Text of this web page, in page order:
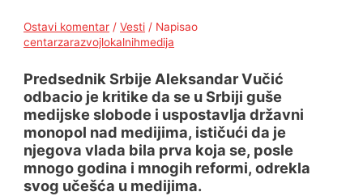
Ostavi komentar /Vesti / Napisao
centarzarazvojlokalnihmedija
Predsednik Srbije Aleksandar Vučić
odbacio je kritike da se u Srbiji guše
medijske slobode i uspostavlja državni
monopol nad medijima, ističući da je
njegova vlada bila prva koja se, posle
mnogo godina i mnogih reformi, odrekla
svog učešća u medijima.